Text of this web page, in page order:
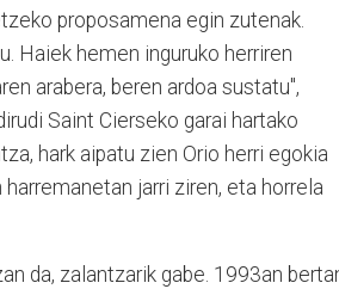
proposamena egin zutenak.
Haiek hemen inguruko herriren
arabera, beren ardoa sustatu",
Saint Cierseko garai hartako
hark aipatu zien Orio herri egokia
jarri ziren, eta horrela
da, zalantzarik gabe. 1993an